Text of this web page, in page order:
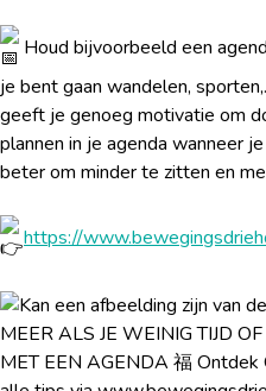
Houd bijvoorbeeld een
je bent gaan wandelen,
geeft je genoeg motivatie om
plannen in je agenda wanneer
beter om minder te zitten en
https://